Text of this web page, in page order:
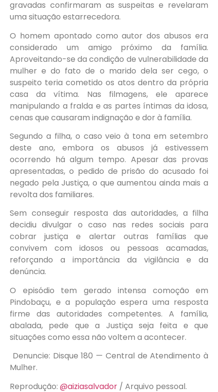
gravadas confirmaram as suspeitas e revelaram
uma situação estarrecedora.
O homem apontado como autor dos abusos era
considerado um amigo próximo da família.
Aproveitando-se da condição de vulnerabilidade da
mulher e do fato de o marido dela ser cego, o
suspeito teria cometido os atos dentro da própria
casa da vítima. Nas filmagens, ele aparece
manipulando a fralda e as partes íntimas da idosa,
cenas que causaram indignação e dor à família.
Segundo a filha, o caso veio à tona em setembro
deste ano, embora os abusos já estivessem
ocorrendo há algum tempo. Apesar das provas
apresentadas, o pedido de prisão do acusado foi
negado pela Justiça, o que aumentou ainda mais a
revolta dos familiares.
Sem conseguir resposta das autoridades, a filha
decidiu divulgar o caso nas redes sociais para
cobrar justiça e alertar outras famílias que
convivem com idosos ou pessoas acamadas,
reforçando a importância da vigilância e da
denúncia.
O episódio tem gerado intensa comoção em
Pindobaçu, e a população espera uma resposta
firme das autoridades competentes. A família,
abalada, pede que a Justiça seja feita e que
situações como essa não voltem a acontecer.
Denuncie: Disque 180 — Central de Atendimento à
Mulher.
Reprodução: @aiziasalvador / Arquivo pessoal.